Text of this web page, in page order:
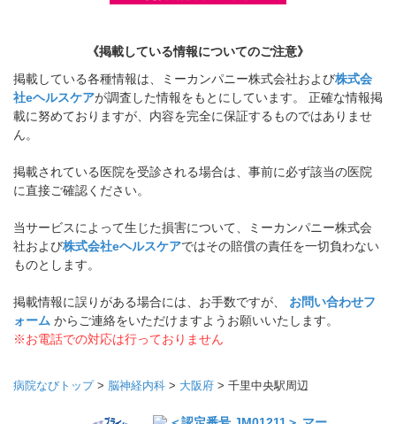
掲載している各種情報は、ミーカンパニー株式会社および
が調査した情報をもとにしています。 正確な情報掲